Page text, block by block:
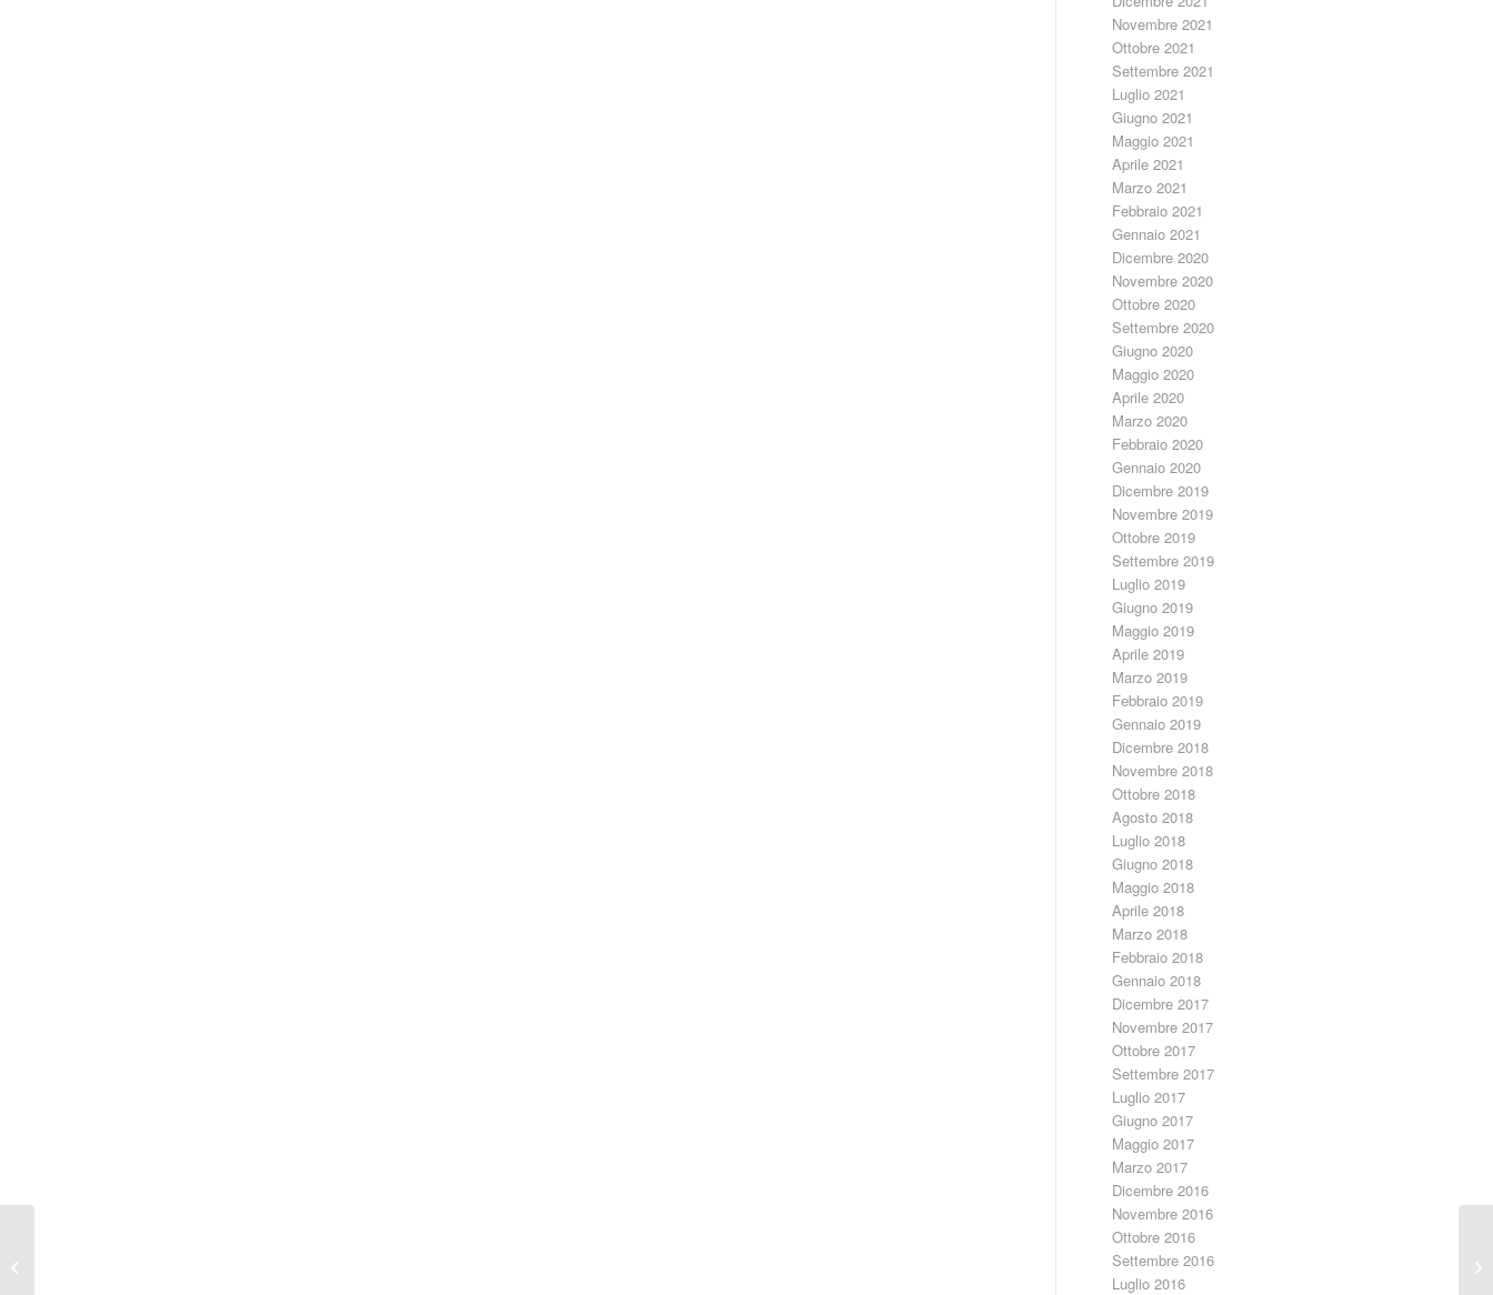
Novembre 2021
Ottobre 2021
Settembre 2021
Luglio 2021
Giugno 2021
Maggio 2021
Aprile 2021
Marzo 2021
Febbraio 2021
Gennaio 2021
Dicembre 2020
Novembre 2020
Ottobre 2020
Settembre 2020
Giugno 2020
Maggio 2020
Aprile 2020
Marzo 2020
Febbraio 2020
Gennaio 2020
Dicembre 2019
Novembre 2019
Ottobre 2019
Settembre 2019
Luglio 2019
Giugno 2019
Maggio 2019
Aprile 2019
Marzo 2019
Febbraio 2019
Gennaio 2019
Dicembre 2018
Novembre 2018
Ottobre 2018
Agosto 2018
Luglio 2018
Giugno 2018
Maggio 2018
Aprile 2018
Marzo 2018
Febbraio 2018
Gennaio 2018
Dicembre 2017
Novembre 2017
Ottobre 2017
Settembre 2017
Luglio 2017
Giugno 2017
Maggio 2017
Marzo 2017
Dicembre 2016
Novembre 2016
Ottobre 2016
Settembre 2016
Luglio 2016